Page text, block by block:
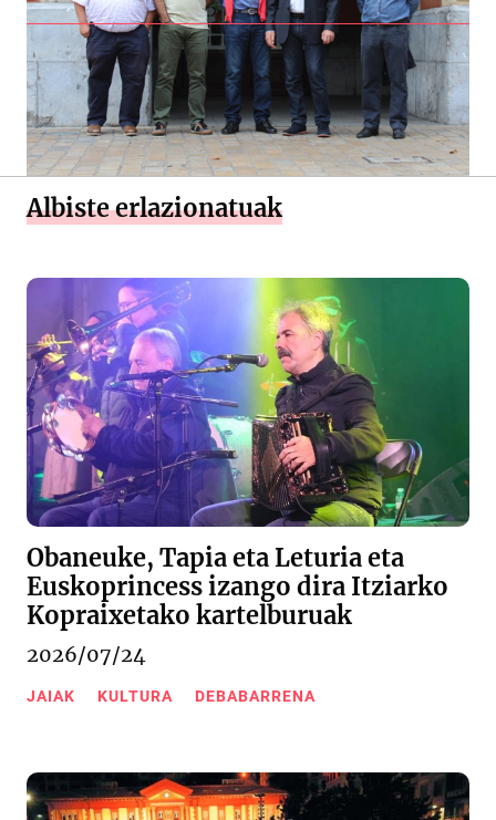
Albiste erlazionatuak
Obaneuke, Tapia eta Leturia eta
Euskoprincess izango dira Itziarko
Kopraixetako kartelburuak
2026/07/24
JAIAK KULTURA DEBABARRENA